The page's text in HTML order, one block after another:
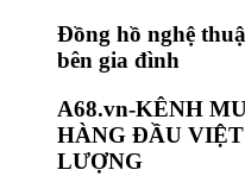
Đồng hồ nghệ
bên gia đình
A68.vn-KÊNH
HÀNG ĐẦU
LƯỢNG